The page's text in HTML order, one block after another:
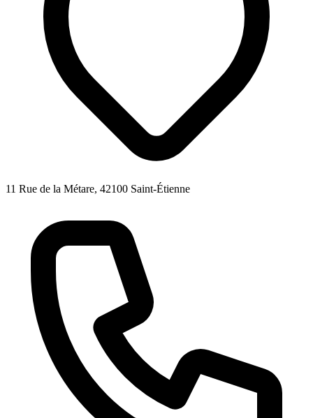
11 Rue de la Métare, 42100 Saint-Étienne